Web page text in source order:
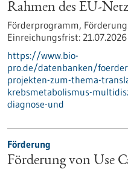
Rahmen des EU-
Förderprogramm,
Einreichungsfrist: 21.07.2026
https://www.bio-
pro.de/datenbanken/
projekten-zum-thema-
krebsmetabolismus-
diagnose-und
Förderung
Förderung von Use